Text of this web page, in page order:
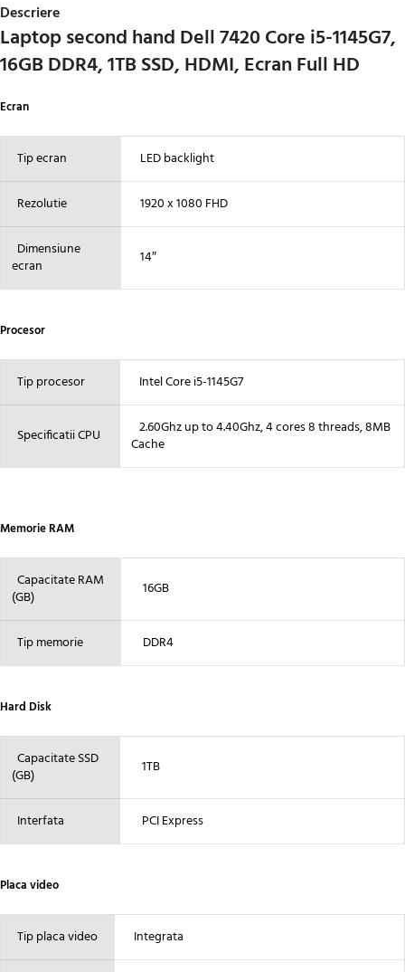
Descriere
Laptop second hand Dell 7420 Core i5-1145G7,
16GB DDR4, 1TB SSD, HDMI, Ecran Full HD
Ecran
Tip ecran LED backlight
Rezolutie 1920 x 1080 FHD
Dimensiune
ecran
14″
Procesor
Tip procesor Intel Core i5-1145G7
Specificatii CPU
2.60Ghz up to 4.40Ghz, 4 cores 8 threads, 8MB
Cache
Memorie RAM
Capacitate RAM
(GB)
16GB
Tip memorie DDR4
Hard Disk
Capacitate SSD
(GB)
1TB
Interfata PCI Express
Placa video
Tip placa video Integrata